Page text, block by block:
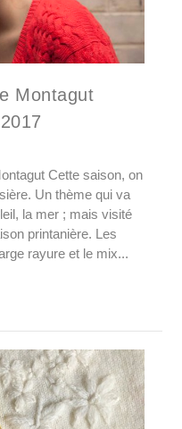
Montagut
Cette saison, on
Un thème qui va
la mer ; mais visité
printanière. Les
rayure et le mix...